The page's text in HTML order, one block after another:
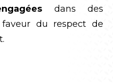
dans des
du respect de